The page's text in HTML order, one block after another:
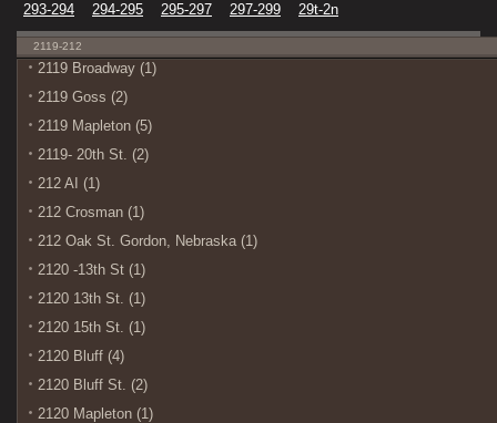
293-294
294-295 295-297 297-299 29t-2n
2119-212
2119 Broadway (1)
2119 Goss (2)
2119 Mapleton (5)
2119- 20th St. (2)
212 AI (1)
212 Crosman (1)
212 Oak St. Gordon, Nebraska (1)
2120 -13th St (1)
2120 13th St. (1)
2120 15th St. (1)
2120 Bluff (4)
2120 Bluff St. (2)
2120 Mapleton (1)